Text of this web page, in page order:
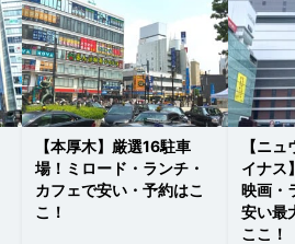
【本厚木】厳選16駐車
場！ミロード・ランチ・
カフェで安い・予約はこ
こ！
【ニ
イナス
映画・
安い最
ここ！